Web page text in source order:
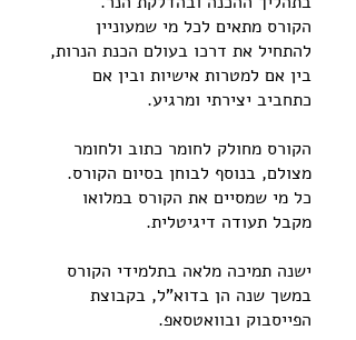
הקורס מתאים לכל מי שמעוניין
להתחיל את דרכו בעולם הכנת הנרות,
בין אם למטרות אישיות ובין אם
הקורס מחולק לחומר כתוב ולחומר
מצולם, בנוסף לבוחן בסיום הקורס.
כל מי שמסיים את הקורס במלואו
ישנה תמיכה מלאה בתלמידי הקורס
במשך שנה הן בדוא"ל, בקבוצת
הפייסבוק ובוואטסאפ.